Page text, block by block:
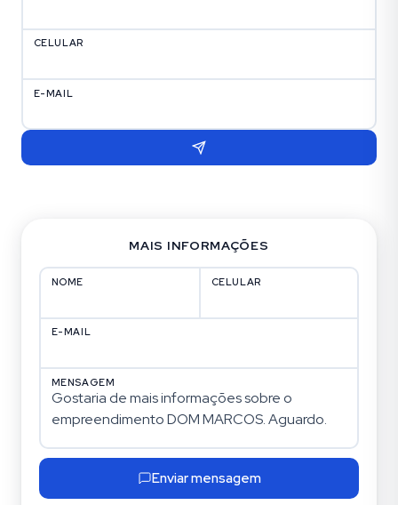
CELULAR
E-MAIL
MAIS INFORMAÇÕES
NOME CELULAR
E-MAIL
MENSAGEM
Enviar mensagem